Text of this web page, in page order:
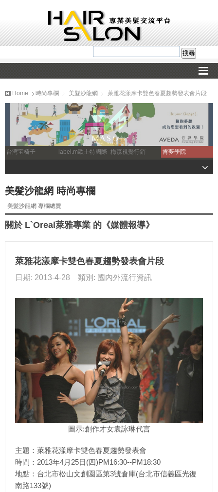
Home 時尚專欄 美髮沙龍網 萊雅花漾摩卡雙色春夏趨勢發表會片段
台湾宝椅子 label.m歐士特國際 梅森視覺行銷 肯夢學院
美髮沙龍網 時尚專欄
美髮沙龍網 專欄總覽
關於 L`Oreal萊雅專業 的《媒體報導》
萊雅花漾摩卡雙色春夏趨勢發表會片段
日期: 2013-4-28 類別: 國內外流行資訊
圖示:創作才女袁詠琳代言
主題：萊雅花漾摩卡雙色春夏趨勢發表會
時間：2013年4月25日(四)PM16:30--PM18:30
地點：台北市松山文創園區第3號倉庫(台北市信義區光復
南路133號)